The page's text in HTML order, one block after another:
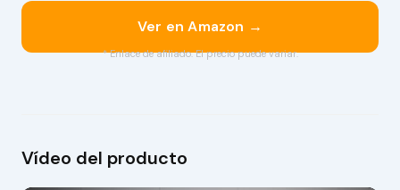
Ver en Amazon →
* Enlace de afiliado. El precio puede variar.
Vídeo del producto